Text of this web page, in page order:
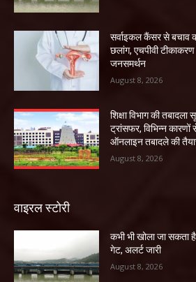
सर्वाइकल कैंसर से बचाव
छलांग, एचपीवी
जनसमर्थन
August 8, 2026
शिक्षा विभाग की
ट्रांसफर, विभिन्न
ऑनलाइन तबादले की
August 8, 2026
वाइरल स्टोरी
कभी भी खोला जा सकता है
गेट, अलर्ट जारी
August 8, 2026